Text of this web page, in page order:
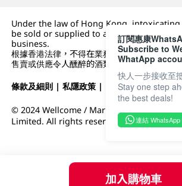
加入購物車
Under the law of Hong Kong,
be sold or supplied to a minor (under 18)
business.
根據香港法律，不得在業務過程中，向未成年
售賣或供應令人醺醉的酒類。
條款及細則 |私隱政策 | DFI零售集團
© 2024 Wellcome / Market Place. The
Limited. All rights reserved.
訂閱惠康
Subscribe to
WhatApp
快人一步接收至
Stay one step
the best deals!
連結 WhatsApp